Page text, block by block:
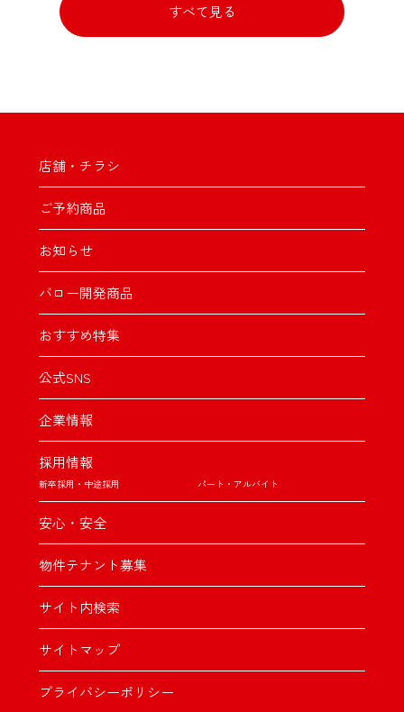
すべて見る
店舗・チラシ
ご予約商品
お知らせ
バロー開発商品
おすすめ特集
公式SNS
企業情報
採用情報
新卒採用・中途採用 パート・アルバイト
安心・安全
物件テナント募集
サイト内検索
サイトマップ
プライバシーポリシー